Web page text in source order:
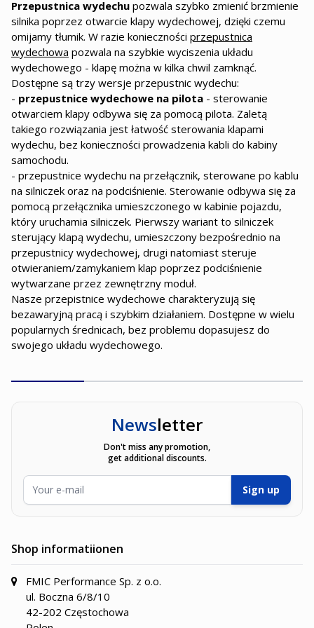
Przepustnica wydechu pozwala szybko zmienić brzmienie
silnika poprzez otwarcie klapy wydechowej, dzięki czemu
omijamy tłumik. W razie konieczności przepustnica
wydechowa pozwala na szybkie wyciszenia układu
wydechowego - klapę można w kilka chwil zamknąć.
Dostępne są trzy wersje przepustnic wydechu:
- przepustnice wydechowe na pilota - sterowanie
otwarciem klapy odbywa się za pomocą pilota. Zaletą
takiego rozwiązania jest łatwość sterowania klapami
wydechu, bez konieczności prowadzenia kabli do kabiny
samochodu.
- przepustnice wydechu na przełącznik, sterowane po kablu
na silniczek oraz na podciśnienie. Sterowanie odbywa się za
pomocą przełącznika umieszczonego w kabinie pojazdu,
który uruchamia silniczek. Pierwszy wariant to silniczek
sterujący klapą wydechu, umieszczony bezpośrednio na
przepustnicy wydechowej, drugi natomiast steruje
otwieraniem/zamykaniem klap poprzez podciśnienie
wytwarzane przez zewnętrzny moduł.
Nasze przepistnice wydechowe charakteryzują się
bezawaryjną pracą i szybkim działaniem. Dostępne w wielu
popularnych średnicach, bez problemu dopasujesz do
swojego układu wydechowego.
Newsletter
Don't miss any promotion,
get additional discounts.
Sign up
Shop informatiionen
FMIC Performance Sp. z o.o.
ul. Boczna 6/8/10
42-202 Częstochowa